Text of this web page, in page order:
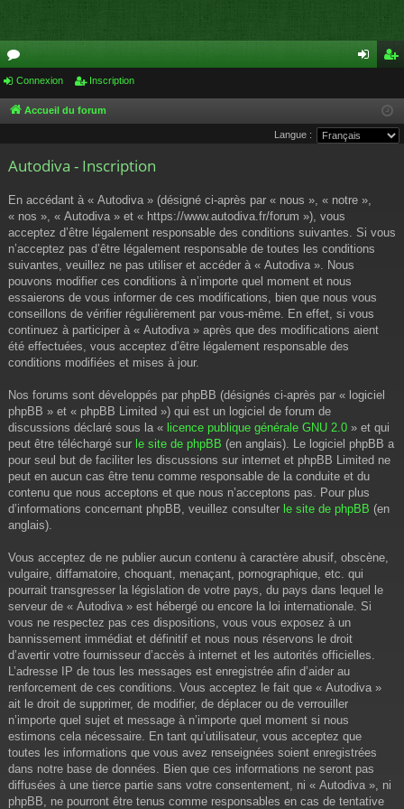
or
u
s
cri
pti
Connexion Inscription
Accueil du forum
Langue :
Autodiva - Inscription
En accédant à « Autodiva » (désigné ci-après par « nous », « notre »,
« nos », « Autodiva » et « https://www.autodiva.fr/forum »), vous
acceptez d’être légalement responsable des conditions suivantes. Si vous
n’acceptez pas d’être légalement responsable de toutes les conditions
suivantes, veuillez ne pas utiliser et accéder à « Autodiva ». Nous
pouvons modifier ces conditions à n’importe quel moment et nous
essaierons de vous informer de ces modifications, bien que nous vous
conseillons de vérifier régulièrement par vous-même. En effet, si vous
continuez à participer à « Autodiva » après que des modifications aient
été effectuées, vous acceptez d’être légalement responsable des
conditions modifiées et mises à jour.
Nos forums sont développés par phpBB (désignés ci-après par « logiciel
phpBB » et « phpBB Limited ») qui est un logiciel de forum de
discussions déclaré sous la « licence publique générale GNU 2.0 » et qui
peut être téléchargé sur le site de phpBB (en anglais). Le logiciel phpBB a
pour seul but de faciliter les discussions sur internet et phpBB Limited ne
peut en aucun cas être tenu comme responsable de la conduite et du
contenu que nous acceptons et que nous n’acceptons pas. Pour plus
d’informations concernant phpBB, veuillez consulter le site de phpBB (en
anglais).
Vous acceptez de ne publier aucun contenu à caractère abusif, obscène,
vulgaire, diffamatoire, choquant, menaçant, pornographique, etc. qui
pourrait transgresser la législation de votre pays, du pays dans lequel le
serveur de « Autodiva » est hébergé ou encore la loi internationale. Si
vous ne respectez pas ces dispositions, vous vous exposez à un
bannissement immédiat et définitif et nous nous réservons le droit
d’avertir votre fournisseur d’accès à internet et les autorités officielles.
L’adresse IP de tous les messages est enregistrée afin d’aider au
renforcement de ces conditions. Vous acceptez le fait que « Autodiva »
ait le droit de supprimer, de modifier, de déplacer ou de verrouiller
n’importe quel sujet et message à n’importe quel moment si nous
estimons cela nécessaire. En tant qu’utilisateur, vous acceptez que
toutes les informations que vous avez renseignées soient enregistrées
dans notre base de données. Bien que ces informations ne seront pas
diffusées à une tierce partie sans votre consentement, ni « Autodiva », ni
phpBB, ne pourront être tenus comme responsables en cas de tentative